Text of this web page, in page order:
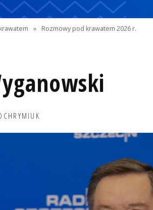
» Rozmowy pod krawatem 2026 r.